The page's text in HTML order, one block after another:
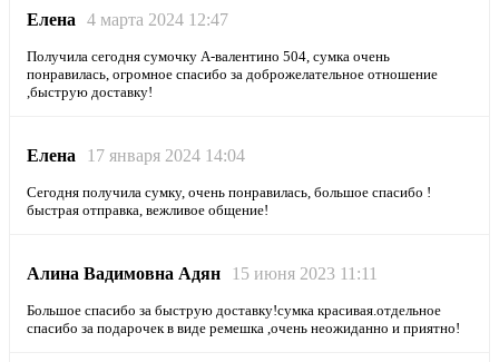
Елена 4 марта 2024 12:47
Получила сегодня сумочку А-валентино 504, сумка очень
понравилась, огромное спасибо за доброжелательное отношение
,быструю доставку!
Елена 17 января 2024 14:04
Сегодня получила сумку, очень понравилась, большое спасибо !
быстрая отправка, вежливое общение!
Алина Вадимовна Адян 15 июня 2023 11:11
Большое спасибо за быструю доставку!сумка красивая.отдельное
спасибо за подарочек в виде ремешка ,очень неожиданно и приятно!